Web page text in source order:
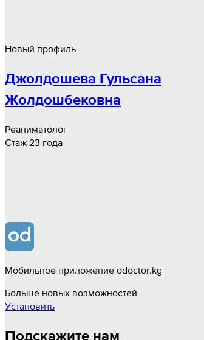
Новый профиль
Джолдошева Гульсана
Жолдошбековна
Реаниматолог
Стаж 23 года
Мобильное приложение odoctor.kg
Больше новых возможностей
Установить
Подскажите нам